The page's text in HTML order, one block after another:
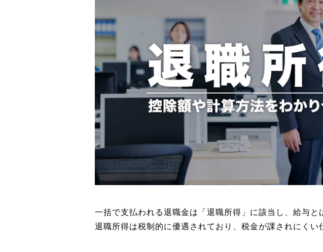
一括で支払われる退職金は「退職所得」に該当し、給与と
退職所得は税制的に優遇されており、税金が課されにくい